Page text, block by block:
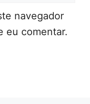
navegador
eu comentar.